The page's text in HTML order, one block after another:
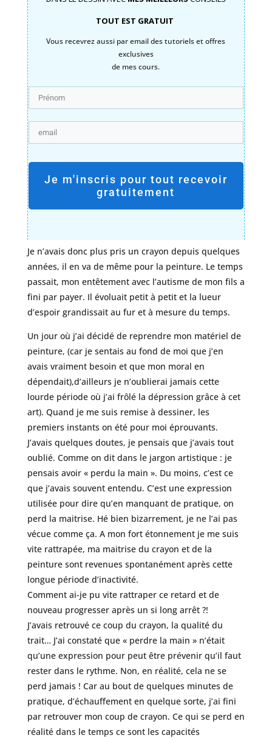
TOUT EST GRATUIT
Vous recevrez aussi par email des tutoriels et offres
exclusives
de mes cours.
Je m'inscris pour tout recevoir
gratuitement
Je n’avais donc plus pris un crayon depuis quelques
années, il en va de même pour la peinture. Le temps
passait, mon entêtement avec l’autisme de mon fils a
fini par payer. Il évoluait petit à petit et la lueur
d’espoir grandissait au fur et à mesure du temps.
Un jour où j’ai décidé de reprendre mon matériel de
peinture, (car je sentais au fond de moi que j’en
avais vraiment besoin et que mon moral en
dépendait),d’ailleurs je n’oublierai jamais cette
lourde période où j’ai frôlé la dépression grâce à cet
art). Quand je me suis remise à dessiner, les
premiers instants on été pour moi éprouvants.
J’avais quelques doutes, je pensais que j’avais tout
oublié. Comme on dit dans le jargon artistique : je
pensais avoir « perdu la main ». Du moins, c’est ce
que j’avais souvent entendu. C’est une expression
utilisée pour dire qu’en manquant de pratique, on
perd la maitrise. Hé bien bizarrement, je ne l’ai pas
vécue comme ça. A mon fort étonnement je me suis
vite rattrapée, ma maitrise du crayon et de la
peinture sont revenues spontanément après cette
longue période d’inactivité.
Comment ai-je pu vite rattraper ce retard et de
nouveau progresser après un si long arrêt ?!
J’avais retrouvé ce coup du crayon, la qualité du
trait… J’ai constaté que « perdre la main » n’était
qu’une expression pour peut être prévenir qu’il faut
rester dans le rythme. Non, en réalité, cela ne se
perd jamais ! Car au bout de quelques minutes de
pratique, d’échauffement en quelque sorte, j’ai fini
par retrouver mon coup de crayon. Ce qui se perd en
réalité dans le temps ce sont les capacités